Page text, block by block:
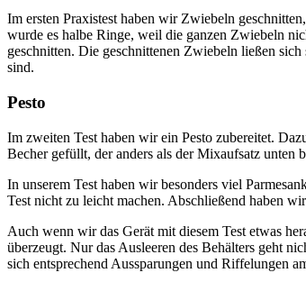
Im ersten Praxistest haben wir Zwiebeln
wurde es halbe Ringe, weil die ganzen Zwiebeln
geschnitten. Die geschnittenen Zwiebeln ließen
sind.
Pesto
Im zweiten Test haben wir ein Pesto zubereitet.
Becher gefüllt, der anders als der Mixaufsatz unten
In unserem Test haben wir besonders viel
Test nicht zu leicht machen. Abschließend haben
Auch wenn wir das Gerät mit diesem Test etwas
überzeugt. Nur das Ausleeren des Behälters geht
sich entsprechend Aussparungen und Riffelungen